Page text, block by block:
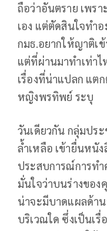
ถือว่าอันตราย เพร
เอง แต่ตัดสินใจทำ
กมธ.อยากให้ญาติเ
แต่ที่ผ่านมาทำเท่า
เรื่องที่น่าแปลก แต
หญิงพรทิพย์ ระบุ
วันเดียวกัน กลุ่มปร
ล้ำเหลือ เข้ายื่นหนั
ประสบการณ์การท
มั่นใจว่าบนร่างขอ
น่าจะมีบาดแผลด้า
บริเวณใด ซึ่งเป็นเ